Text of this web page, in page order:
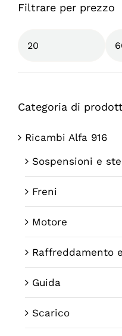
Filtrare per prezzo
Prezzo
Min
Prezzo
Max
Categoria di
Ricambi Alfa 916
Sospensioni e
Freni
Motore
Raffreddamento
Guida
Scarico